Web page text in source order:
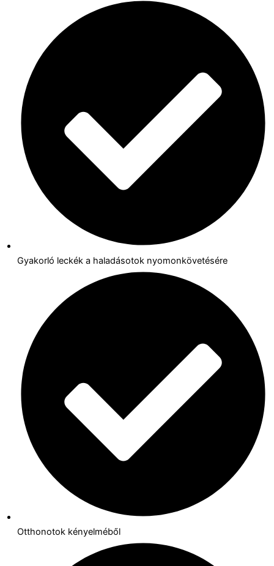
Gyakorló leckék a haladásotok nyomonkövetésére
Otthonotok kényelméből